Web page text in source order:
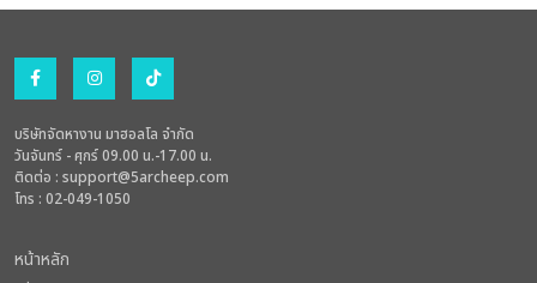
บริษัทจัดหางาน มาฮอลโล จำกัด
วันจันทร์ - ศุกร์ 09.00 น.-17.00 น.
ติดต่อ : support@5archeep.com
โทร : 02-049-1050
หน้าหลัก